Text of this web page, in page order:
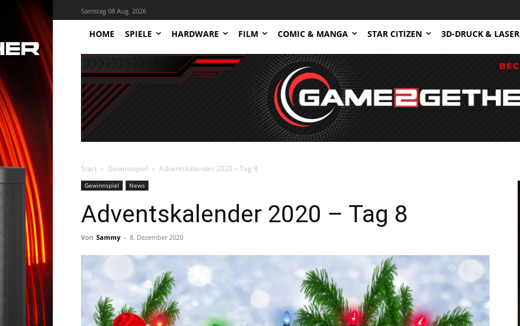
Samstag 08 Aug. 2026
HOME SPIELE HARDWARE FILM COMIC & MANGA STAR CITIZEN 3D-DRUCK & LASER
Start Gewinnspiel Adventskalender 2020 – Tag 8
Gewinnspiel News
Adventskalender 2020 – Tag 8
Von Sammy - 8. Dezember 2020